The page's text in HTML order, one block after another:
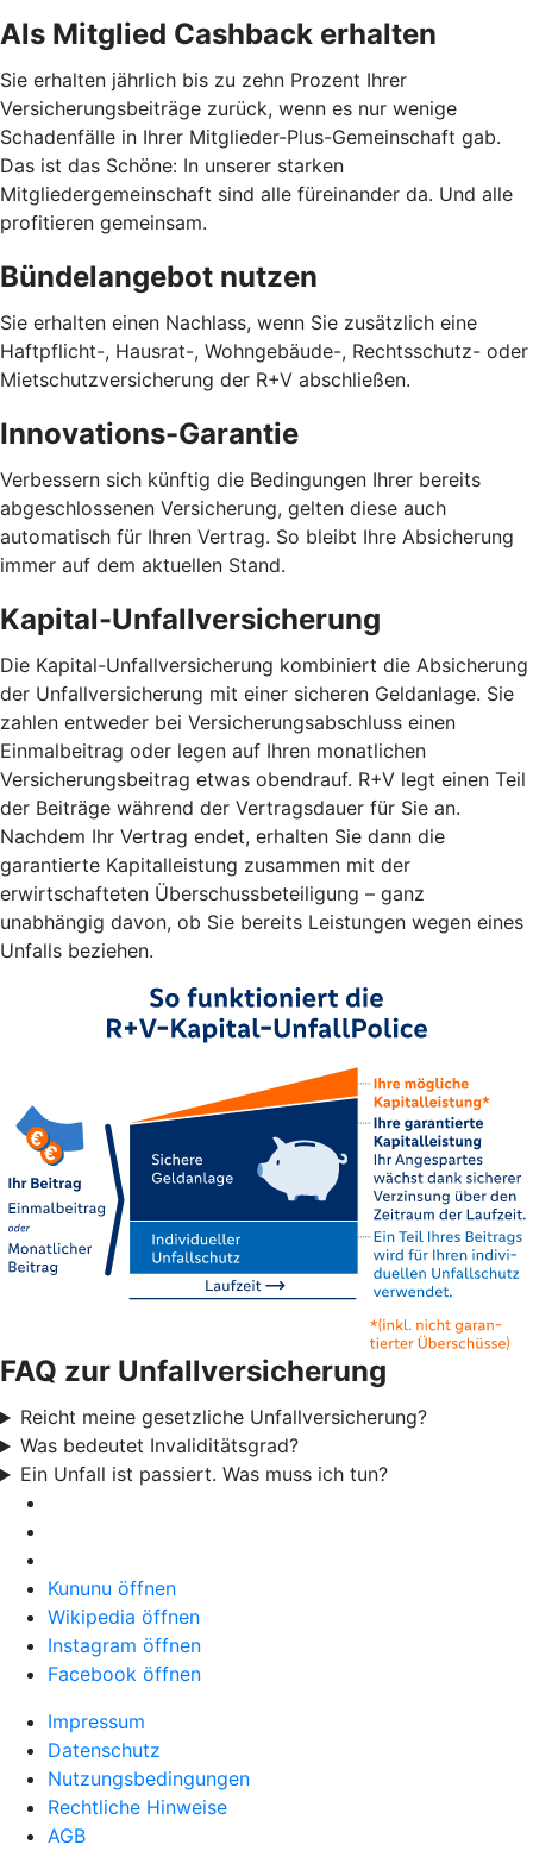
Als Mitglied Cashback erhalten
Sie erhalten jährlich bis zu zehn Prozent Ihrer
Versicherungsbeiträge zurück, wenn es nur wenige
Schadenfälle in Ihrer Mitglieder-Plus-Gemeinschaft gab.
Das ist das Schöne: In unserer starken
Mitgliedergemeinschaft sind alle füreinander da. Und alle
profitieren gemeinsam.
Bündelangebot nutzen
Sie erhalten einen Nachlass, wenn Sie zusätzlich eine
Haftpflicht-, Hausrat-, Wohngebäude-, Rechtsschutz- oder
Mietschutzversicherung der R+V abschließen.
Innovations-Garantie
Verbessern sich künftig die Bedingungen Ihrer bereits
abgeschlossenen Versicherung, gelten diese auch
automatisch für Ihren Vertrag. So bleibt Ihre Absicherung
immer auf dem aktuellen Stand.
Kapital-Unfallversicherung
Die Kapital-Unfallversicherung kombiniert die Absicherung
der Unfallversicherung mit einer sicheren Geldanlage. Sie
zahlen entweder bei Versicherungsabschluss einen
Einmalbeitrag oder legen auf Ihren monatlichen
Versicherungsbeitrag etwas obendrauf. R+V legt einen Teil
der Beiträge während der Vertragsdauer für Sie an.
Nachdem Ihr Vertrag endet, erhalten Sie dann die
garantierte Kapitalleistung zusammen mit der
erwirtschafteten Überschussbeteiligung – ganz
unabhängig davon, ob Sie bereits Leistungen wegen eines
Unfalls beziehen.
FAQ zur Unfallversicherung
Reicht meine gesetzliche Unfallversicherung?
Was bedeutet Invaliditätsgrad?
Ein Unfall ist passiert. Was muss ich tun?
Kununu öffnen
Wikipedia öffnen
Instagram öffnen
Facebook öffnen
Impressum
Datenschutz
Nutzungsbedingungen
Rechtliche Hinweise
AGB